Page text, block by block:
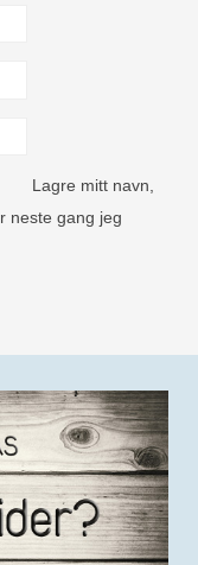
Lagre mitt navn,
neste gang jeg